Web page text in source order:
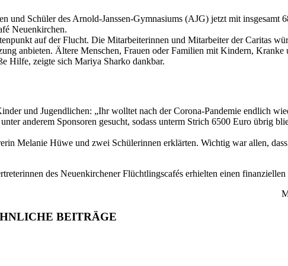
Schüler des Arnold-Janssen-Gymnasiums (AJG) jetzt mit insgesamt
Neuenkirchen.
auf der Flucht. Die Mitarbeiterinnen und Mitarbeiter der Caritas
anbieten. Ältere Menschen, Frauen oder Familien mit Kindern, Kranke
Hilfe, zeigte sich Mariya Sharko dankbar.
und Jugendlichen: „Ihr wolltet nach der Corona-Pandemie endlich
anderem Sponsoren gesucht, sodass unterm Strich 6500 Euro übrig
Melanie Hüwe und zwei Schülerinnen erklärten. Wichtig war allen,
des Neuenkirchener Flüchtlingscafés erhielten einen
BEITRÄGE